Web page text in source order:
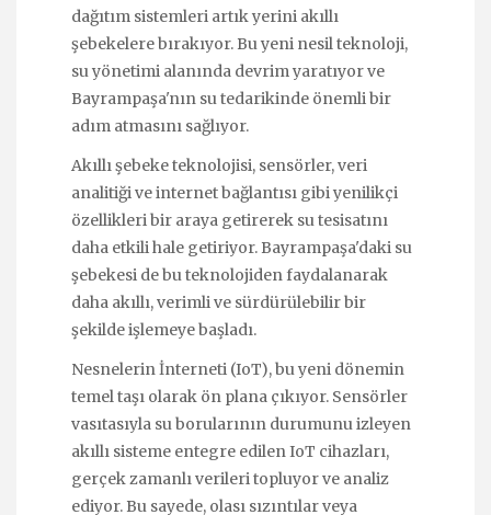
dağıtım sistemleri artık yerini akıllı
şebekelere bırakıyor. Bu yeni nesil teknoloji,
su yönetimi alanında devrim yaratıyor ve
Bayrampaşa'nın su tedarikinde önemli bir
adım atmasını sağlıyor.
Akıllı şebeke teknolojisi, sensörler, veri
analitiği ve internet bağlantısı gibi yenilikçi
özellikleri bir araya getirerek su tesisatını
daha etkili hale getiriyor. Bayrampaşa'daki su
şebekesi de bu teknolojiden faydalanarak
daha akıllı, verimli ve sürdürülebilir bir
şekilde işlemeye başladı.
Nesnelerin İnterneti (IoT), bu yeni dönemin
temel taşı olarak ön plana çıkıyor. Sensörler
vasıtasıyla su borularının durumunu izleyen
akıllı sisteme entegre edilen IoT cihazları,
gerçek zamanlı verileri topluyor ve analiz
ediyor. Bu sayede, olası sızıntılar veya